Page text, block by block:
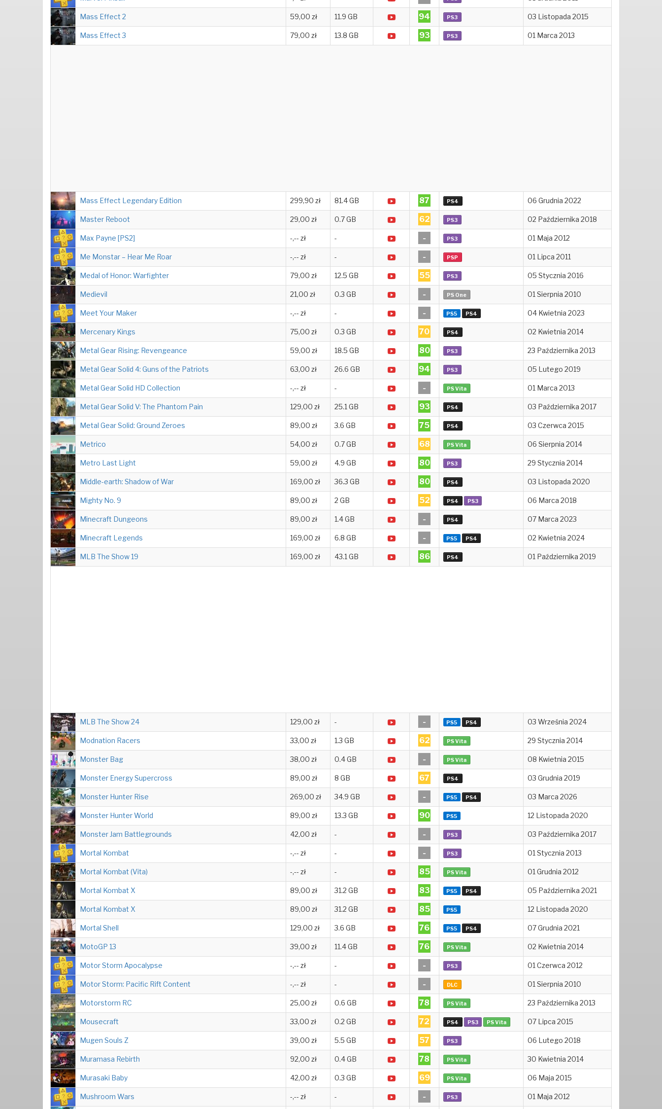
Mass Effect 2 59,00 zł 11.9 GB 94 PS3 03 Listopada 2015
Mass Effect 3 79,00 zł 13.8 GB 93 PS3 01 Marca 2013
Mass Effect Legendary Edition 299,90 zł 81.4 GB 87 PS4 06 Grudnia 2022
Master Reboot 29,00 zł 0.7 GB 62 PS3 02 Października 2018
Max Payne [PS2] -,-- zł - - PS3 01 Maja 2012
Me Monstar – Hear Me Roar -,-- zł - - PSP 01 Lipca 2011
Medal of Honor: Warfighter 79,00 zł 12.5 GB 55 PS3 05 Stycznia 2016
Medievil 21,00 zł 0.3 GB - PS One 01 Sierpnia 2010
Meet Your Maker -,-- zł - - PS5 PS4 04 Kwietnia 2023
Mercenary Kings 75,00 zł 0.3 GB 70 PS4 02 Kwietnia 2014
Metal Gear Rising: Revengeance 59,00 zł 18.5 GB 80 PS3 23 Października 2013
Metal Gear Solid 4: Guns of the Patriots 63,00 zł 26.6 GB 94 PS3 05 Lutego 2019
Metal Gear Solid HD Collection -,-- zł - - PS Vita 01 Marca 2013
Metal Gear Solid V: The Phantom Pain 129,00 zł 25.1 GB 93 PS4 03 Października 2017
Metal Gear Solid: Ground Zeroes 89,00 zł 3.6 GB 75 PS4 03 Czerwca 2015
Metrico 54,00 zł 0.7 GB 68 PS Vita 06 Sierpnia 2014
Metro Last Light 59,00 zł 4.9 GB 80 PS3 29 Stycznia 2014
Middle-earth: Shadow of War 169,00 zł 36.3 GB 80 PS4 03 Listopada 2020
Mighty No. 9 89,00 zł 2 GB 52 PS4 PS3 06 Marca 2018
Minecraft Dungeons 89,00 zł 1.4 GB - PS4 07 Marca 2023
Minecraft Legends 169,00 zł 6.8 GB - PS5 PS4 02 Kwietnia 2024
MLB The Show 19 169,00 zł 43.1 GB 86 PS4 01 Października 2019
MLB The Show 24 129,00 zł - - PS5 PS4 03 Września 2024
Modnation Racers 33,00 zł 1.3 GB 62 PS Vita 29 Stycznia 2014
Monster Bag 38,00 zł 0.4 GB - PS Vita 08 Kwietnia 2015
Monster Energy Supercross 89,00 zł 8 GB 67 PS4 03 Grudnia 2019
Monster Hunter Rise 269,00 zł 34.9 GB - PS5 PS4 03 Marca 2026
Monster Hunter World 89,00 zł 13.3 GB 90 PS5 12 Listopada 2020
Monster Jam Battlegrounds 42,00 zł - - PS3 03 Października 2017
Mortal Kombat -,-- zł - - PS3 01 Stycznia 2013
Mortal Kombat (Vita) -,-- zł - 85 PS Vita 01 Grudnia 2012
Mortal Kombat X 89,00 zł 31.2 GB 83 PS5 PS4 05 Października 2021
Mortal Kombat X 89,00 zł 31.2 GB 85 PS5 12 Listopada 2020
Mortal Shell 129,00 zł 3.6 GB 76 PS5 PS4 07 Grudnia 2021
MotoGP 13 39,00 zł 11.4 GB 76 PS Vita 02 Kwietnia 2014
Motor Storm Apocalypse -,-- zł - - PS3 01 Czerwca 2012
Motor Storm: Pacific Rift Content -,-- zł - - DLC 01 Sierpnia 2010
Motorstorm RC 25,00 zł 0.6 GB 78 PS Vita 23 Października 2013
Mousecraft 33,00 zł 0.2 GB 72 PS4 PS3 PS Vita 07 Lipca 2015
Mugen Souls Z 39,00 zł 5.5 GB 57 PS3 06 Lutego 2018
Muramasa Rebirth 92,00 zł 0.4 GB 78 PS Vita 30 Kwietnia 2014
Murasaki Baby 42,00 zł 0.3 GB 69 PS Vita 06 Maja 2015
Mushroom Wars -,-- zł - - PS3 01 Maja 2012